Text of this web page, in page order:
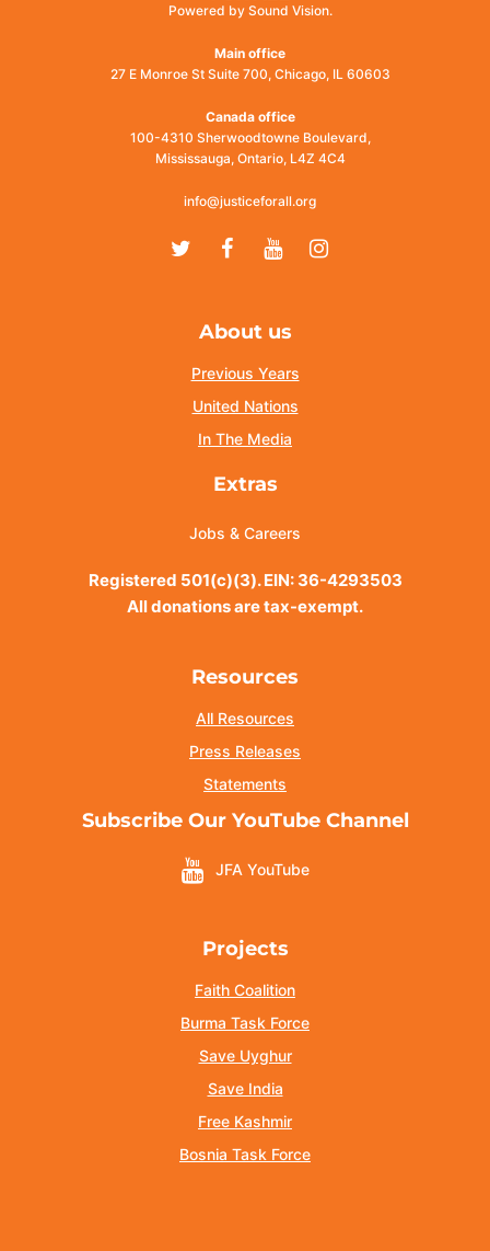
Powered by Sound Vision.
Main office
27 E Monroe St Suite 700, Chicago, IL 60603
Canada office
100-4310 Sherwoodtowne Boulevard,
Mississauga, Ontario, L4Z 4C4
info@justiceforall.org
TwitterFacebook
YoutubeInstagram
About us
Previous Years
United Nations
In The Media
Extras
Jobs & Careers
Registered 501(c)(3). EIN: 36-4293503
All donations are tax-exempt.
Resources
All Resources
Press Releases
Statements
Subscribe Our YouTube Channel
JFA YouTube
Projects
Faith Coalition
Burma Task Force
Save Uyghur
Save India
Free Kashmir
Bosnia Task Force